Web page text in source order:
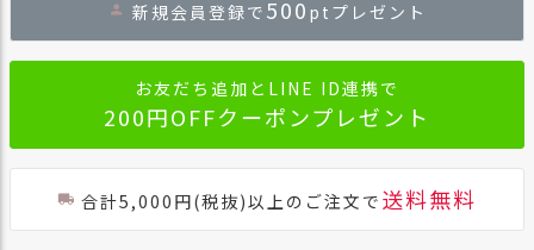
へ
新規会員登録で 500 ptプレゼント
お友だち追加とLINE ID連携で
200円OFFクーポンプレゼント
合計5,000円(税抜)以上のご注文で 送料無料